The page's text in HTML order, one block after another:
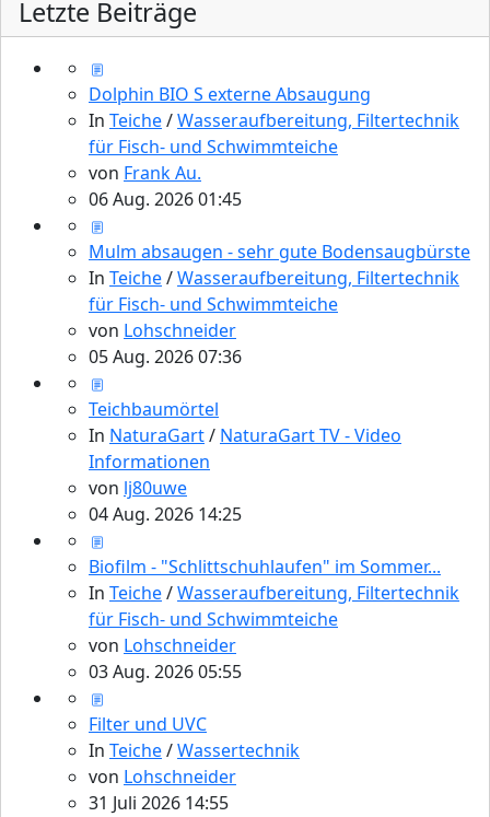
Letzte Beiträge
Dolphin BIO S externe Absaugung
In Teiche/Wasseraufbereitung, Filtertechnik
für Fisch- und Schwimmteiche
von Frank Au.
06 Aug. 2026 01:45
Mulm absaugen - sehr gute Bodensaugbürste
In Teiche/Wasseraufbereitung, Filtertechnik
für Fisch- und Schwimmteiche
von Lohschneider
05 Aug. 2026 07:36
Teichbaumörtel
In NaturaGart/ NaturaGart TV - Video
Informationen
von lj80uwe
04 Aug. 2026 14:25
Biofilm - "Schlittschuhlaufen" im Sommer...
In Teiche/Wasseraufbereitung, Filtertechnik
für Fisch- und Schwimmteiche
von Lohschneider
03 Aug. 2026 05:55
Filter und UVC
In Teiche/Wassertechnik
von Lohschneider
31 Juli 2026 14:55